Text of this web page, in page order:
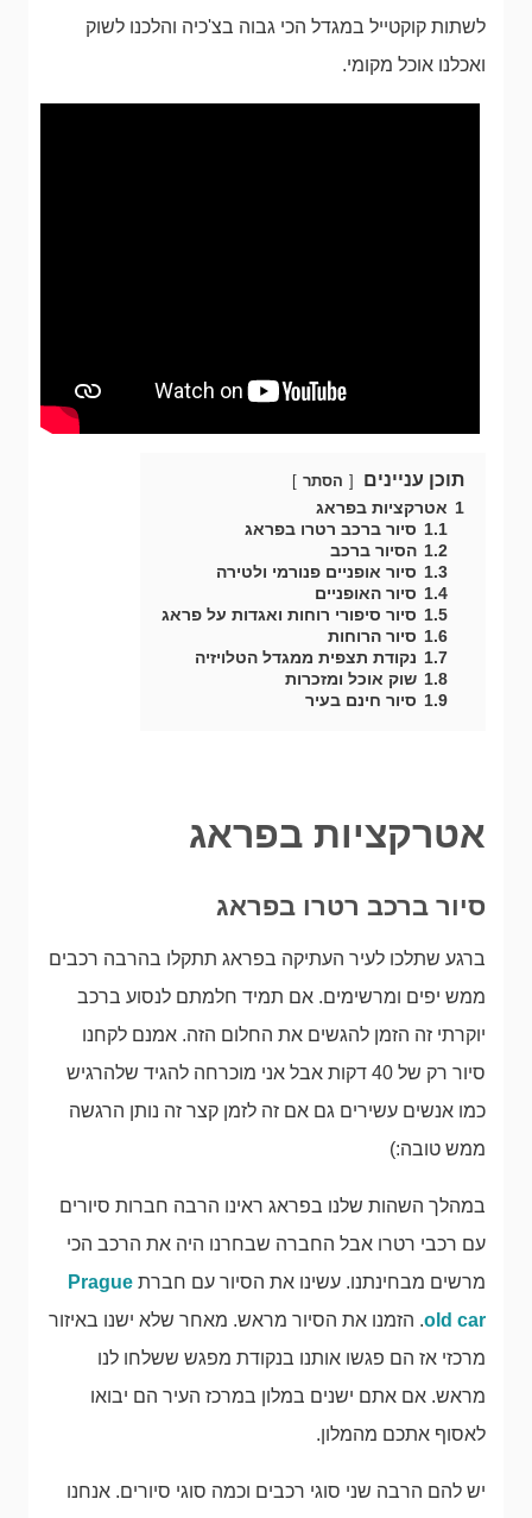
לשתות קוקטייל במגדל הכי גבוה בצ'כיה והלכנו לשוק
ואכלנו אוכל מקומי.
תוכן עניינים הסתר
1 אטרקציות בפראג
1.1 סיור ברכב רטרו בפראג
1.2 הסיור ברכב
1.3 סיור אופניים פנורמי ולטירה
1.4 סיור האופניים
1.5 סיור סיפורי רוחות ואגדות על פראג
1.6 סיור הרוחות
1.7 נקודת תצפית ממגדל הטלויזיה
1.8 שוק אוכל ומזכרות
1.9 סיור חינם בעיר
אטרקציות בפראג
סיור ברכב רטרו בפראג
ברגע שתלכו לעיר העתיקה בפראג תתקלו בהרבה רכבים
ממש יפים ומרשימים. אם תמיד חלמתם לנסוע ברכב
יוקרתי זה הזמן להגשים את החלום הזה. אמנם לקחנו
סיור רק של 40 דקות אבל אני מוכרחה להגיד שלהרגיש
כמו אנשים עשירים גם אם זה לזמן קצר זה נותן הרגשה
ממש טובה:)
במהלך השהות שלנו בפראג ראינו הרבה חברות סיורים
עם רכבי רטרו אבל החברה שבחרנו היה את הרכב הכי
מרשים מבחינתנו. עשינו את הסיור עם חברת Prague
old car. הזמנו את הסיור מראש. מאחר שלא ישנו באיזור
מרכזי אז הם פגשו אותנו בנקודת מפגש ששלחו לנו
מראש. אם אתם ישנים במלון במרכז העיר הם יבואו
לאסוף אתכם מהמלון.
יש להם הרבה שני סוגי רכבים וכמה סוגי סיורים. אנחנו